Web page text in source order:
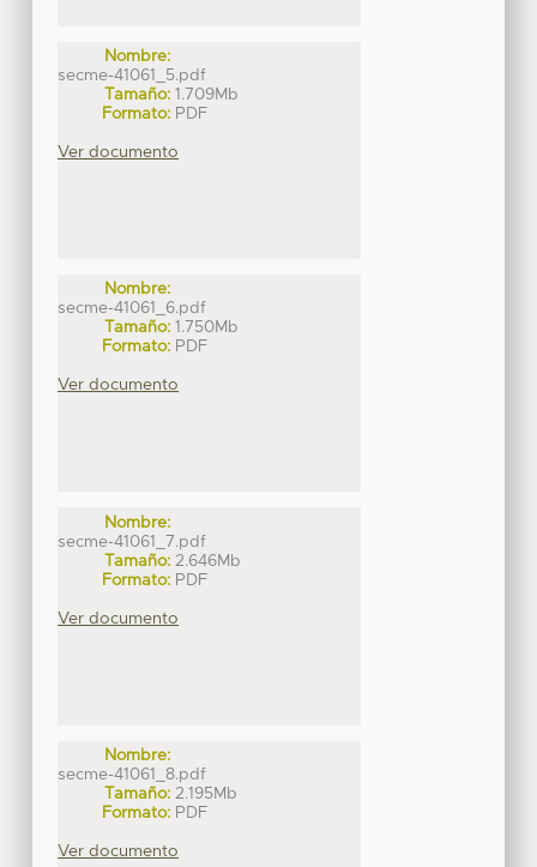
Nombre:
secme-41061_5.pdf
Tamaño: 1.709Mb
Formato: PDF
Ver documento
Nombre:
secme-41061_6.pdf
Tamaño: 1.750Mb
Formato: PDF
Ver documento
Nombre:
secme-41061_7.pdf
Tamaño: 2.646Mb
Formato: PDF
Ver documento
Nombre:
secme-41061_8.pdf
Tamaño: 2.195Mb
Formato: PDF
Ver documento